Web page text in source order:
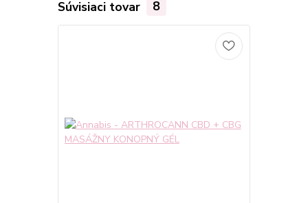
Súvisiaci tovar 8